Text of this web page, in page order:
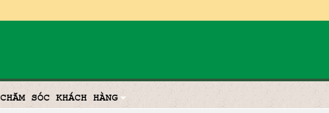
CHĂM SÓC KHÁCH HÀNG